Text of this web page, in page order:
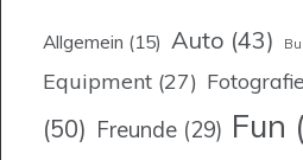
Allgemein (15) Auto (43)
Equipment (27) Fotografie
(50) Freunde (29) Fun